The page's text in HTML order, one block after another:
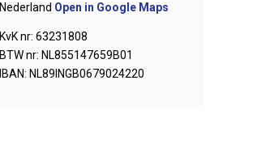
Nederland Open in Google Maps
KvK nr: 63231808
BTW nr: NL855147659B01
IBAN: NL89INGB0679024220